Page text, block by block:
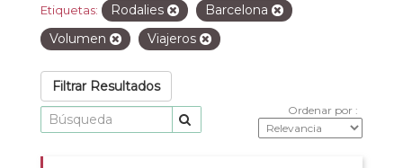
Etiquetas: Rodalies
Barcelona
Volumen
Viajeros
Filtrar Resultados
Ordenar por